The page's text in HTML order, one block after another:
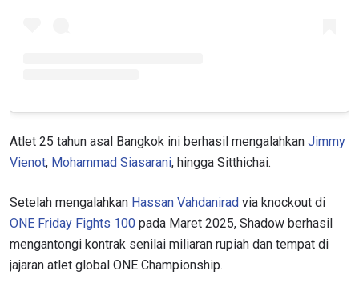
Atlet 25 tahun asal Bangkok ini berhasil mengalahkan Jimmy
Vienot, Mohammad Siasarani, hingga Sitthichai.
Setelah mengalahkan Hassan Vahdanirad via knockout di
ONE Friday Fights 100 pada Maret 2025, Shadow berhasil
mengantongi kontrak senilai miliaran rupiah dan tempat di
jajaran atlet global ONE Championship.